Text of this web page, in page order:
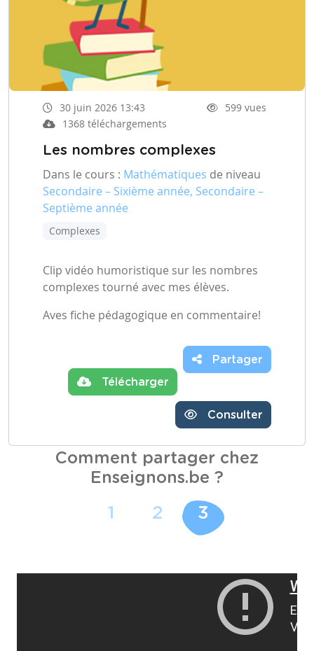
30 juin 2026 13:43
599 vues
1368 téléchargements
Les nombres complexes
Dans le cours : Mathématiques de niveau
Secondaire – Sixième année, Secondaire –
Septième année
Complexes
Clip vidéo humoristique sur les nombres
complexes tourné avec mes élèves.
Aves fiche pédagogique en commentaire!
Télécharger
Partager
Consulter
Comment partager chez
Enseignons.be ?
1 2 3